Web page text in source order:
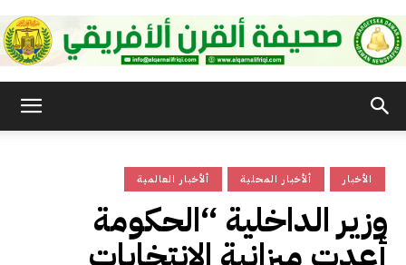
القرنألأخبار العالمية ألأخبار المحلية الأخبار
وزير الداخلية “الحكومة